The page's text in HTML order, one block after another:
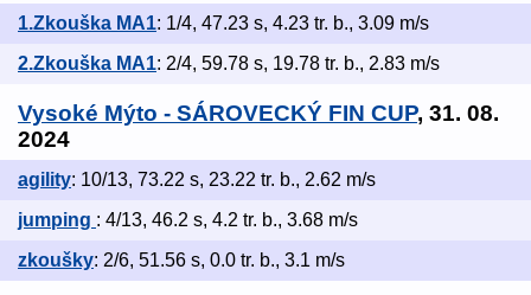
1.Zkouška MA1: 1/4, 47.23 s, 4.23 tr. b., 3.09 m/s
2.Zkouška MA1: 2/4, 59.78 s, 19.78 tr. b., 2.83 m/s
Vysoké Mýto - SÁROVECKÝ FIN CUP, 31. 08.
2024
agility: 10/13, 73.22 s, 23.22 tr. b., 2.62 m/s
jumping : 4/13, 46.2 s, 4.2 tr. b., 3.68 m/s
zkoušky: 2/6, 51.56 s, 0.0 tr. b., 3.1 m/s